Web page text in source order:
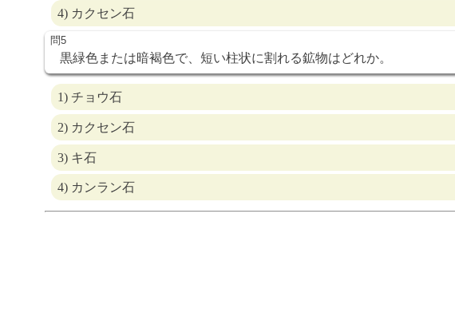
4) カクセン石
黒緑色または暗褐色で、短い柱状に割れる鉱物はどれか。
1) チョウ石
2) カクセン石
3) キ石
4) カンラン石